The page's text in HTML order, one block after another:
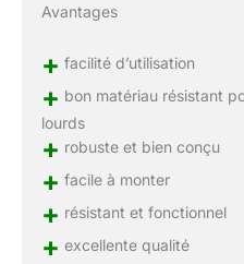
Avantages
+ facilité d’utilisation
+ bon matériau résistant
lourds
+ robuste et bien conçu
+ facile à monter
+ résistant et fonctionnel
+ excellente qualité